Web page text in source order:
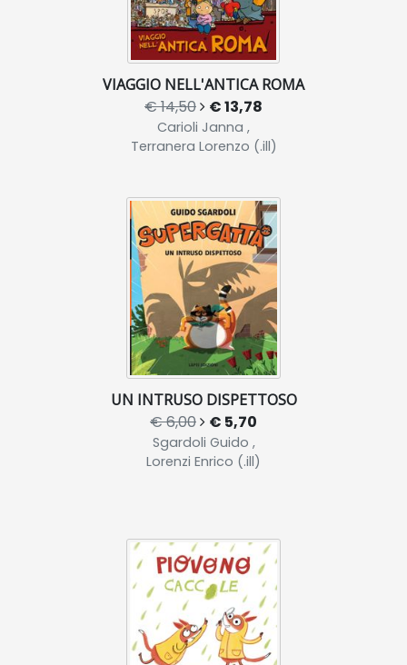
VIAGGIO NELL'ANTICA ROMA
€ 14,50 € 13,78
Carioli Janna ,
Terranera Lorenzo (.ill)
UN INTRUSO DISPETTOSO
€ 6,00 € 5,70
Sgardoli Guido ,
Lorenzi Enrico (.ill)